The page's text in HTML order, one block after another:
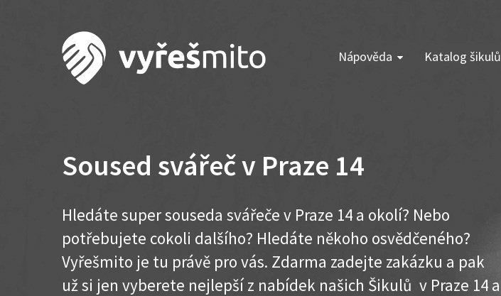
Nápověda Katalog šikulů
Soused svářeč v Praze 14
Hledáte super souseda svářeče v Praze 14 a okolí? Nebo
potřebujete cokoli dalšího? Hledáte někoho osvědčeného?
Vyřešmito je tu právě pro vás. Zdarma zadejte zakázku a pak
už si jen vyberete nejlepší z nabídek našich Šikulů v Praze 14 a